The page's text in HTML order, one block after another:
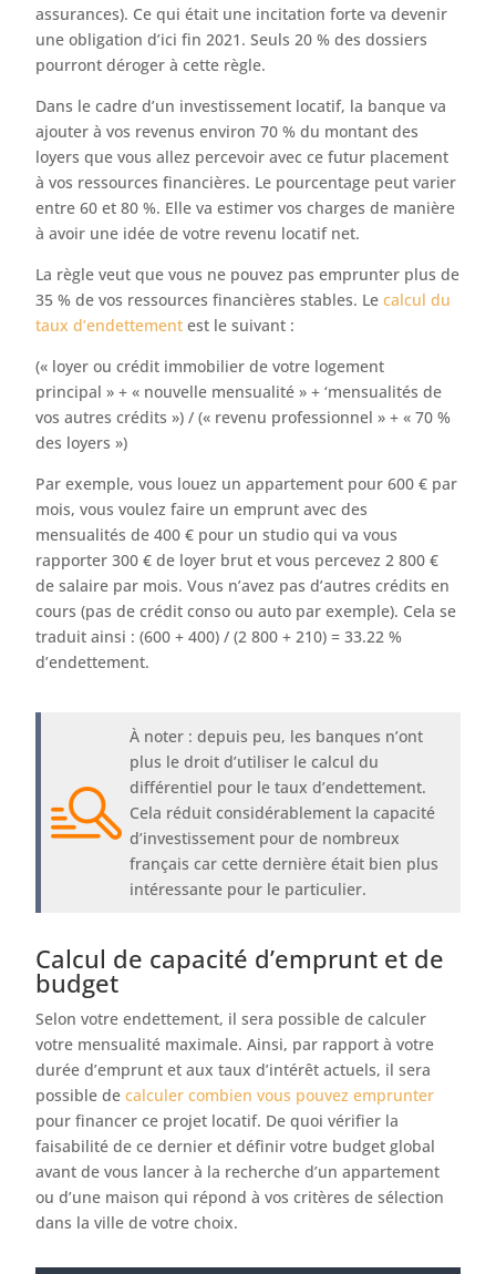
assurances). Ce qui était une incitation forte va devenir
une obligation d’ici fin 2021. Seuls 20 % des dossiers
pourront déroger à cette règle.
Dans le cadre d’un investissement locatif, la banque va
ajouter à vos revenus environ 70 % du montant des
loyers que vous allez percevoir avec ce futur placement
à vos ressources financières. Le pourcentage peut varier
entre 60 et 80 %. Elle va estimer vos charges de manière
à avoir une idée de votre revenu locatif net.
La règle veut que vous ne pouvez pas emprunter plus de
35 % de vos ressources financières stables. Lecalcul du
taux d’endettement est le suivant :
(« loyer ou crédit immobilier de votre logement
principal » + « nouvelle mensualité » + ‘mensualités de
vos autres crédits ») / (« revenu professionnel » + « 70 %
des loyers »)
Par exemple, vous louez un appartement pour 600 € par
mois, vous voulez faire un emprunt avec des
mensualités de 400 € pour un studio qui va vous
rapporter 300 € de loyer brut et vous percevez 2 800 €
de salaire par mois. Vous n’avez pas d’autres crédits en
cours (pas de crédit conso ou auto par exemple). Cela se
traduit ainsi : (600 + 400) / (2 800 + 210) = 33.22 %
d’endettement.
À noter : depuis peu, les banques n’ont
plus le droit d’utiliser le calcul du
différentiel pour le taux d’endettement.
Cela réduit considérablement la capacité
d’investissement pour de nombreux
français car cette dernière était bien plus
intéressante pour le particulier.
Calcul de capacité d’emprunt et de
budget
Selon votre endettement, il sera possible de calculer
votre mensualité maximale. Ainsi, par rapport à votre
durée d’emprunt et aux taux d’intérêt actuels, il sera
possible decalculer combien vous pouvez emprunter
pour financer ce projet locatif. De quoi vérifier la
faisabilité de ce dernier et définir votre budget global
avant de vous lancer à la recherche d’un appartement
ou d’une maison qui répond à vos critères de sélection
dans la ville de votre choix.